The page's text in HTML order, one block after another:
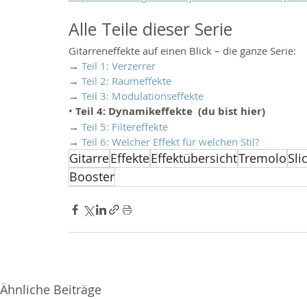
Alle Teile dieser Serie
Gitarreneffekte auf einen Blick – die ganze Serie:
→ Teil 1: Verzerrer
→ Teil 2: Raumeffekte
→ Teil 3: Modulationseffekte
• Teil 4: Dynamikeffekte  (du bist hier)
→ Teil 5: Filtereffekte
→ Teil 6: Welcher Effekt für welchen Stil?
GitarreEffekteEffektübersichtTremolo
Booster
Ähnliche Beiträge